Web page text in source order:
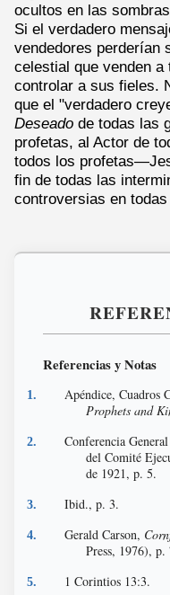
ocultos en las
Si el verdadero
vendedores perderían
celestial que venden
controlar a sus fieles.
que el "verdadero
Deseado de todas las
profetas, al Actor de
todos los
fin de todas las
controversias en
Referencias y Notas
Apéndice, Cuadros
Prophets and
Conferencia
del Comité
de 1921, p. 5.
Ibid., p. 3.
Gerald Carson,
Press, 1976), p.
1 Corintios 13:3.